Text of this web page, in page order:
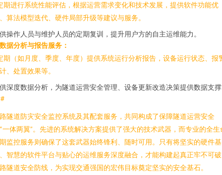
期进行系统性能评估，根据运营需求变化和技术发展，提供软件功能优
算法模型迭代、硬件局部升级等建议与服务。
操作人员与维护人员的定期复训，提升用户方的自主运维能力。
据分析与报告服务：
期（如月度、季度、年度）提供系统运行分析报告，设备运行状态、报
、处置效果等。
深度数据分析，为隧道运营安全管理、设备更新改造决策提供数据支
隧道防灾安全监控系统及其配套服务，共同构成了保障隧道运营安全
一体两翼”。先进的系统解决方案提供了强大的技术武器，而专业的全生
监控服务则确保了这套武器始终锋利、随时可用。只有将坚实的硬件基
智慧的软件平台与贴心的运维服务深度融合，才能构建起真正牢不可
隧道安全防线，为实现交通强国的宏伟目标奠定坚实的安全基石。